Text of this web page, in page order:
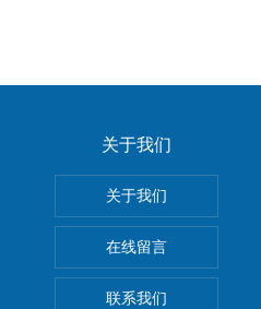
关于我们
关于我们
在线留言
联系我们